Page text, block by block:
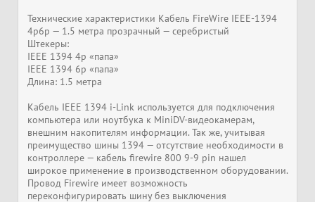
Технические характеристики Кабель FireWire IEEE-1394
4p6p — 1.5 метра прозрачный — серебристый
Штекеры:
IEEE 1394 4p «папа»
IEEE 1394 6p «папа»
Длина: 1.5 метра
Кабель IEEE 1394 i-Link используется для подключения
компьютера или ноутбука к MiniDV-видеокамерам,
внешним накопителям информации. Так же, учитывая
преимущество шины 1394 — отсутствие необходимости в
контроллере — кабель firewire 800 9-9 pin нашел
широкое применение в производственном оборудовании.
Провод Firewire имеет возможность
переконфигурировать шину без выключения